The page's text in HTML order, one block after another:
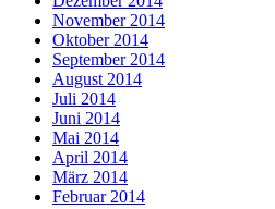
November 2014
Oktober 2014
September 2014
August 2014
Juli 2014
Juni 2014
Mai 2014
April 2014
März 2014
Februar 2014